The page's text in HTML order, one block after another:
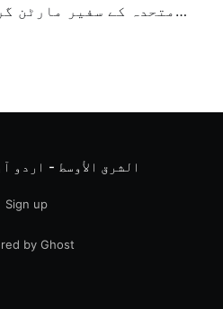
متحدہ کے سفیر مارٹن
ثالثی اور اس کشمکش کی
الشرق الأوسط - اردو
Sign up
by Ghost